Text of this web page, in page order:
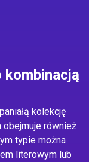
kombinacją
kolekcję
również
typie można
literowym lub